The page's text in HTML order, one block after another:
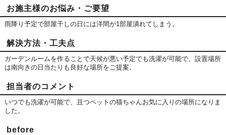
お施主様のお悩み・ご要望
雨降り予定で部屋干しの日には洋間が1部屋潰れてしまう。
解決方法・工夫点
ガーデンルームを作ることで天候が悪い予定でも洗濯が可能で、設置場所
は南向きの日当たりも良好な場所をご提案。
担当者のコメント
いつでも洗濯が可能で、且つペットの猫ちゃんお気に入りの場所になりま
した。
before